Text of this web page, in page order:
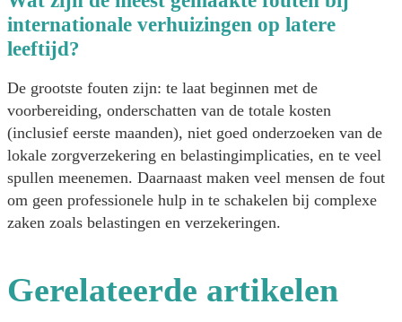
internationale verhuizingen op latere
leeftijd?
De grootste fouten zijn: te laat beginnen met de
voorbereiding, onderschatten van de totale kosten
(inclusief eerste maanden), niet goed onderzoeken van de
lokale zorgverzekering en belastingimplicaties, en te veel
spullen meenemen. Daarnaast maken veel mensen de fout
om geen professionele hulp in te schakelen bij complexe
zaken zoals belastingen en verzekeringen.
Gerelateerde artikelen